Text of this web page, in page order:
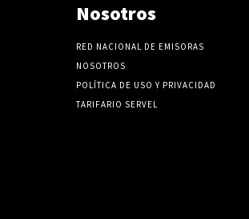
Nosotros
RED NACIONAL DE EMISORAS
NOSOTROS
POLÍTICA DE USO Y PRIVACIDAD
TARIFARIO SERVEL